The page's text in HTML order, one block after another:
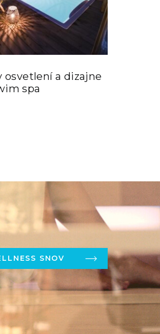
osvetlení a dizajne
spa
SNOV